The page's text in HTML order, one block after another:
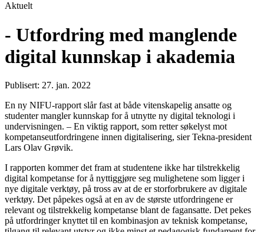
Aktuelt
- Utfordring med manglende
digital kunnskap i akademia
Publisert: 27. jan. 2022
En ny NIFU-rapport slår fast at både vitenskapelig ansatte og
studenter mangler kunnskap for å utnytte ny digital teknologi i
undervisningen. – En viktig rapport, som retter søkelyst mot
kompetanseutfordringene innen digitalisering, sier Tekna-president
Lars Olav Grøvik.
I rapporten kommer det fram at studentene ikke har tilstrekkelig
digital kompetanse for å nyttiggjøre seg mulighetene som ligger i
nye digitale verktøy, på tross av at de er storforbrukere av digitale
verktøy. Det påpekes også at en av de største utfordringene er
relevant og tilstrekkelig kompetanse blant de fagansatte. Det pekes
på utfordringer knyttet til en kombinasjon av teknisk kompetanse,